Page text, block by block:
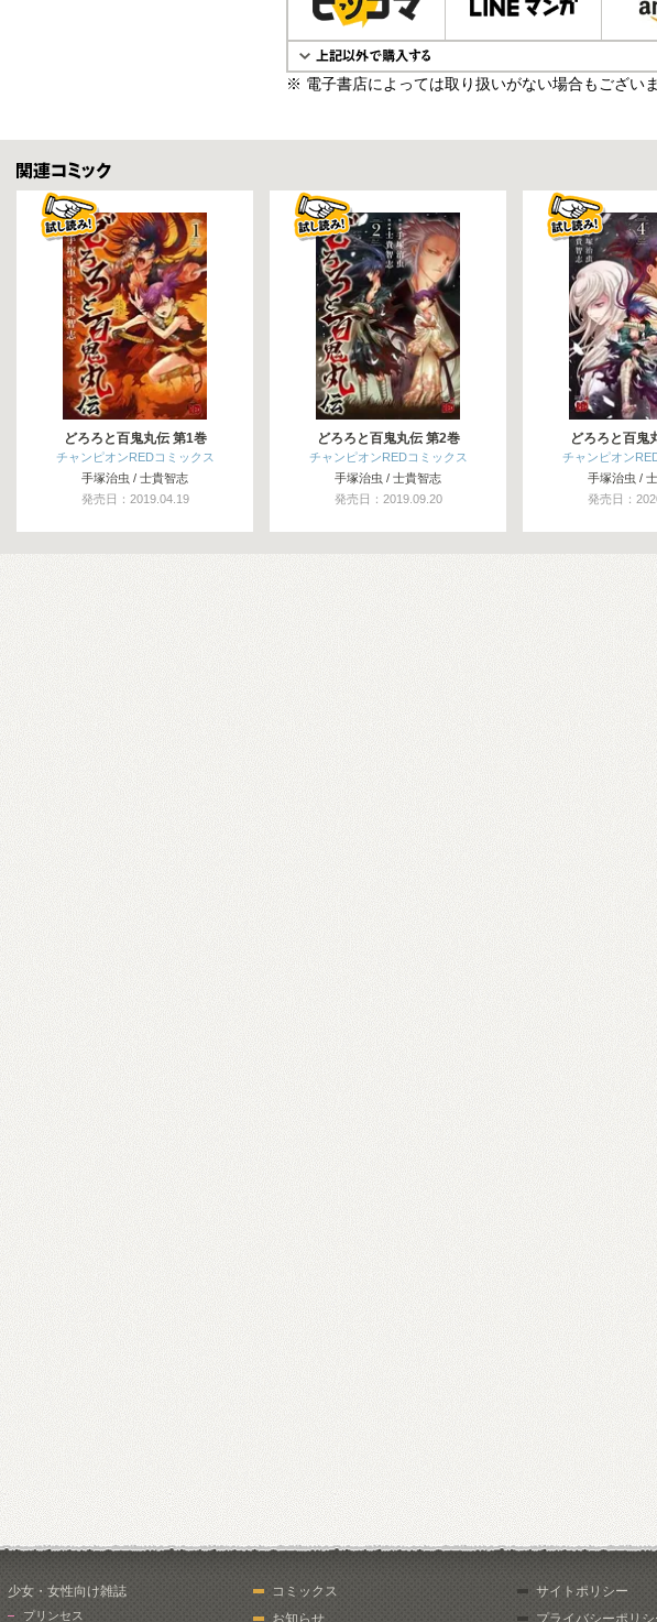
※ 電子書店によっては取り扱いがない場合もござい
関連コミックス
どろろと百鬼丸伝 第1巻
チャンピオンREDコミックス
手塚治虫 / 士貴智志
発売日：2019.04.19
どろろと百鬼丸伝 第2巻
チャンピオンREDコミックス
手塚治虫 / 士貴智志
発売日：2019.09.20
どろろと百鬼
チャンピオン
手塚治虫 /
発売日：
少女・女性向け雑誌
プリンセス
コミックス
お知らせ
サイトポリシー
プライバシーポリシ